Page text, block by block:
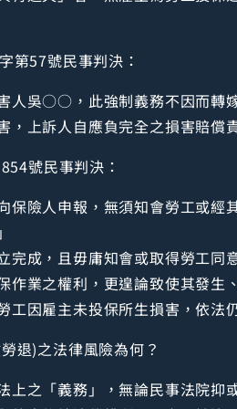
第57號民事判決：
人吳○○，此強制義務不因而
上訴人自應負完全之損害賠償責
號民事判決：
保險人申報，無須知會勞工或
完成，且毋庸知會或取得勞工
作業之權利，更遑論致使其發
工因雇主未投保所生損害，依法
退)之法律風險為何？
上之「義務」，無論民事法院